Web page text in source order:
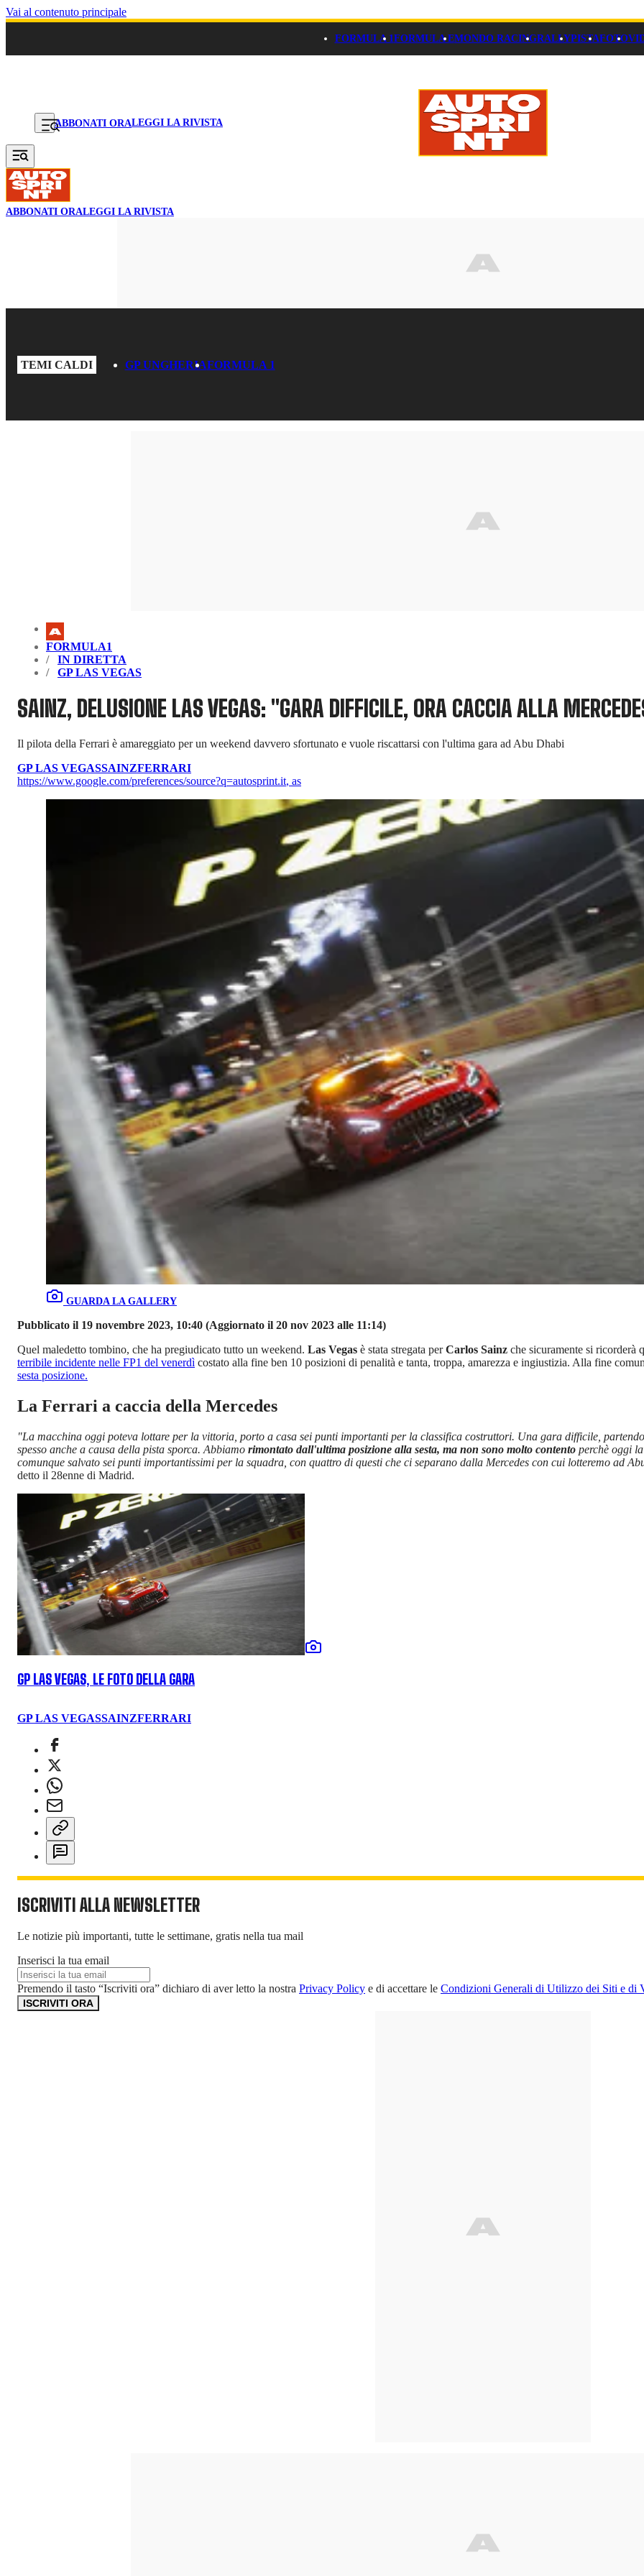
Vai al contenuto principale
FORMULA 1FORMULA EMONDO RACINGRALLYPISTAFOTO
ABBONATI ORALEGGI LA RIVISTA
ABBONATI ORALEGGI LA RIVISTA
TEMI CALDI GP UNGHERIAFORMULA 1
FORMULA1
IN DIRETTA
GP LAS VEGAS
SAINZ, DELUSIONE LAS VEGAS: "GARA DIFFICILE, ORA CACCIA ALLA
Il pilota della Ferrari è amareggiato per un weekend davvero sfortunato e vuole riscattarsi con l'ultima gara ad Abu Dhabi
GP LAS VEGASSAINZFERRARI
https://www.google.com/preferences/source?q=autosprint.it, as
GUARDA LA GALLERY
Pubblicato il 19 novembre 2023, 10:40 (Aggiornato il 20 nov 2023 alle 11:14)
Quel maledetto tombino, che ha pregiudicato tutto un weekend. Las Vegas è stata stregata perCarlos Sainz che sicuramente si
terribile incidente nelle FP1 del venerdì costato alla fine ben 10 posizioni di penalità e tanta, troppa, amarezza e ingiustizia. Alla fine
sesta posizione.
La Ferrari a caccia della Mercedes
"La macchina oggi poteva lottare per la vittoria, porto a casa sei punti importanti per la classifica costruttori. Una gara difficile,
spesso anche a causa della pista sporca. Abbiamo rimontato dall'ultima posizione alla sesta, ma non sono molto contento perchè oggi
comunque salvato sei punti importantissimi per la squadra, con quattro di questi che ci separano dalla Mercedes con cui lotteremo ad
detto il 28enne di Madrid.
GP LAS VEGAS, LE FOTO DELLA GARA
GP LAS VEGASSAINZFERRARI
ISCRIVITI ALLA NEWSLETTER
Le notizie più importanti, tutte le settimane, gratis nella tua mail
Inserisci la tua email
Premendo il tasto “Iscriviti ora” dichiaro di aver letto la nostra Privacy Policy e di accettare le Condizioni Generali di Utilizzo dei Siti e di
ISCRIVITI ORA